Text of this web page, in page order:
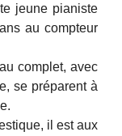
jeune pianiste
au compteur
complet, avec
se préparent à
il est aux